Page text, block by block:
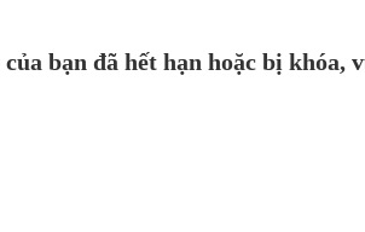
bạn đã hết hạn hoặc bị khóa,